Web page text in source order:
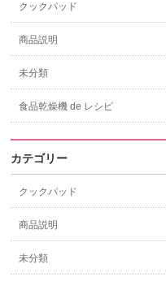
クックパッド
商品説明
未分類
食品乾燥機 de レシピ
カテゴリー
クックパッド
商品説明
未分類